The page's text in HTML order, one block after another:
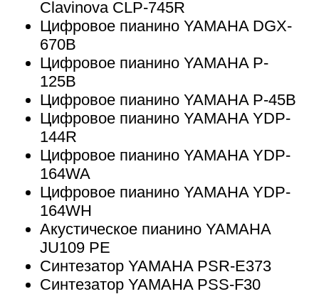
Clavinova CLP-745R
Цифровое пианино YAMAHA DGX-
670B
Цифровое пианино YAMAHA P-
125B
Цифровое пианино YAMAHA P-45B
Цифровое пианино YAMAHA YDP-
144R
Цифровое пианино YAMAHA YDP-
164WA
Цифровое пианино YAMAHA YDP-
164WH
Акустическое пианино YAMAHA
JU109 PE
Синтезатор YAMAHA PSR-E373
Синтезатор YAMAHA PSS-F30